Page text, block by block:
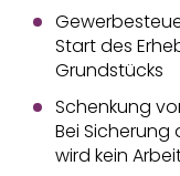
Start des
Grundstücks
Schenkung
Bei
wird kein